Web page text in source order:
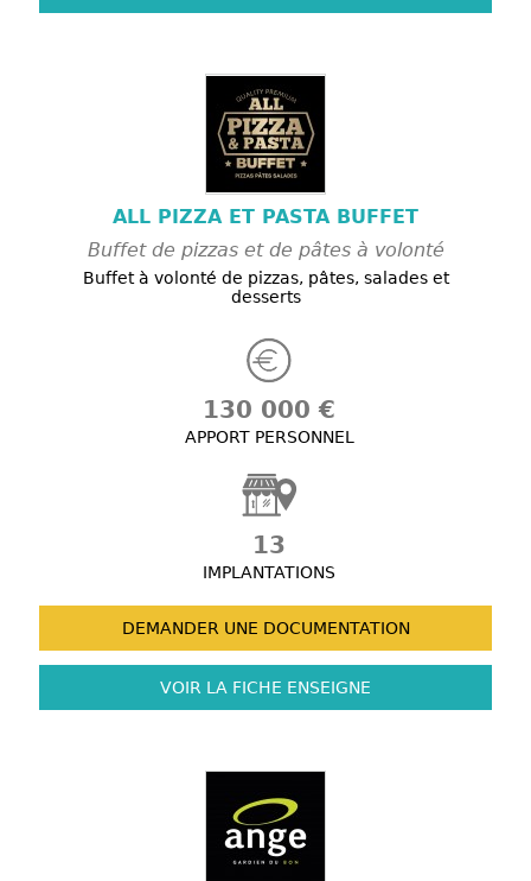
ALL PIZZA ET PASTA BUFFET
Buffet de pizzas et de pâtes à volonté
Buffet à volonté de pizzas, pâtes, salades et
desserts
130 000 €
APPORT PERSONNEL
13
IMPLANTATIONS
DEMANDER UNE DOCUMENTATION
VOIR LA FICHE ENSEIGNE